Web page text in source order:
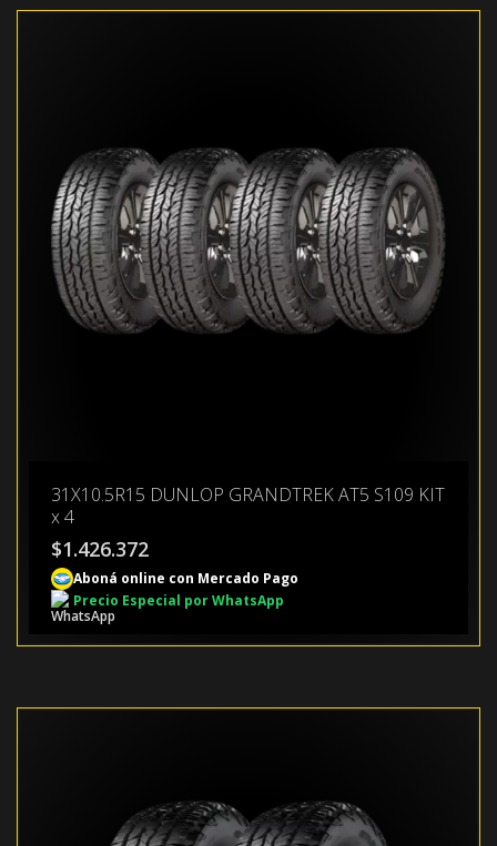
31X10.5R15 DUNLOP GRANDTREK AT5 S109 KIT
x 4
$1.426.372
Aboná online con Mercado Pago
Precio Especial por WhatsApp